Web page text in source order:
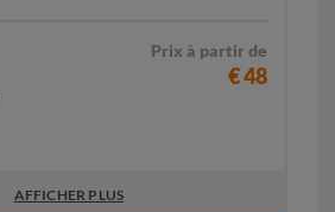
Prix à partir de
€ 48
AFFICHER PLUS